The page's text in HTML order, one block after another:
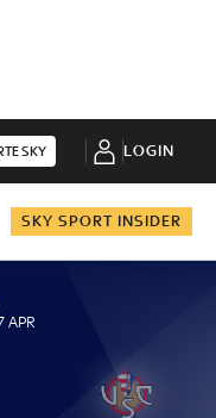
SKY LOGIN
SKY SPORT INSIDER
APR